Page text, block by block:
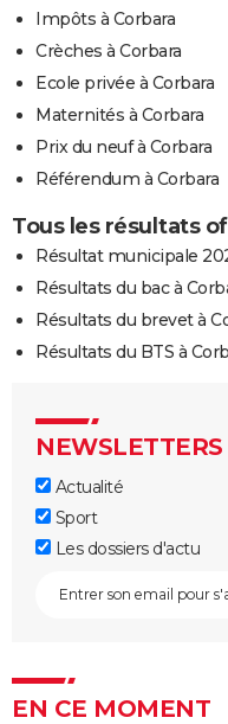
Impôts à Corbara
Crèches à Corbara
Ecole privée à Corbara
Maternités à Corbara
Prix du neuf à Corbara
Référendum à Corbara
Tous les résultats
Résultat municipale
Résultats du bac à
Résultats du brevet à
Résultats du BTS à
NEWSLETTERS
Actualité
Sport
Les dossiers d'actu
EN CE MOMENT